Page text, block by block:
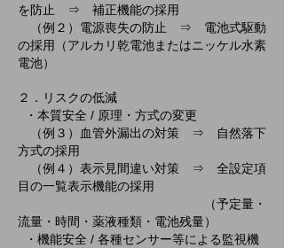
を防止 ⇒ 補正機能の採用
（例２）電源喪失の防止 ⇒ 電池式駆動
の採用（アルカリ乾電池またはニッケル水素
電池）
２．リスクの低減
・本質安全 / 原理・方式の変更
（例３）血管外漏出の対策 ⇒ 自然落下
方式の採用
（例４）表示見間違い対策 ⇒ 全設定項
目の一覧表示機能の採用
（予定量・
流量・時間・薬液種類・電池残量）
・機能安全 / 各種センサー等による監視機